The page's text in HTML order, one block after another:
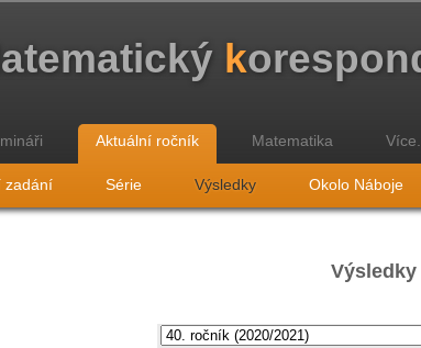
atematický k
Aktuální ročník Matematika Více...
zadání Série Výsledky Okolo Náboje